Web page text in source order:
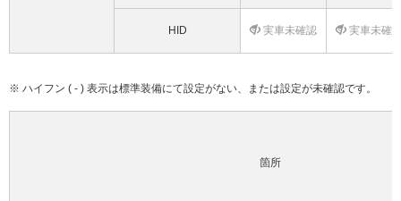
HID 実車未確認 実車未確
※ ハイフン ( - ) 表示は標準装備にて設定がない、または設定が未確認です。
箇所